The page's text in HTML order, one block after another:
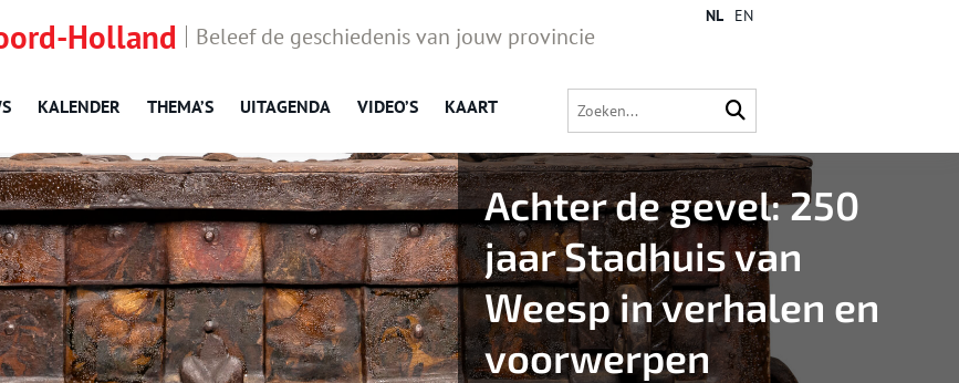
Holland Beleef de geschiedenis van jouw provincie
KALENDER THEMA’S UITAGENDA VIDEO’S KAART
NL EN
Achter de gevel: 250
jaar Stadhuis van
Weesp in verhalen en
voorwerpen